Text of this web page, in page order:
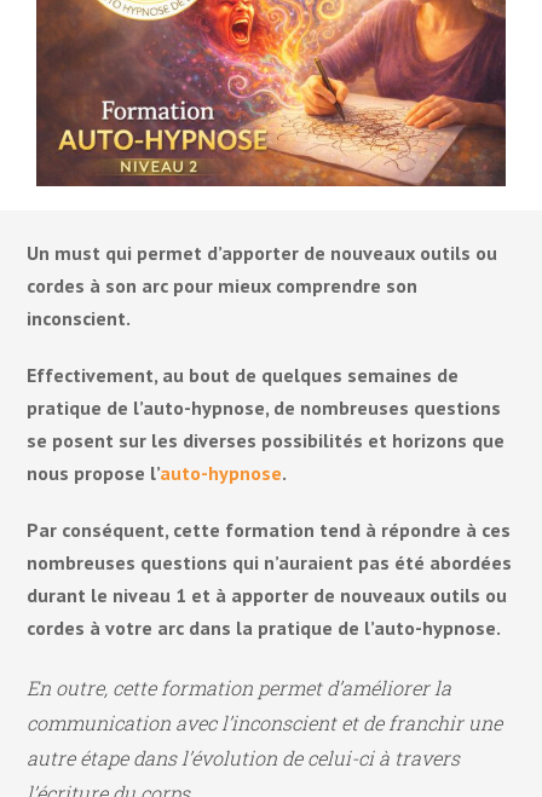
Catalogue des formations hypnose
Formation en hypnose thérapeutique
Centre de formation à l’auto hypnose
Formation Auto hypnose niveau 1 « initiation » dans l’Aude
Formation Auto-hypnose niveau 2 « perfectionnement » dans
l’Aude
Formation Auto hypnose niveau 1 et 2 dans l’Aude
Formation à l’hypnose urbaine (street hypnose)
Pré-inscription sur une formation
Quels sont les atouts de l’auto hypnose ?
Comment lâcher prise
Avis de nos stagiaires sur la formation Auto hypnose
Position du centre de formation
06 66 95 25 08
LA THÉRAPIE
Un must qui permet d’apporter de nouveaux outils ou
cordes à son arc pour mieux comprendre son
inconscient.
Effectivement, au bout de quelques semaines de
pratique de l’auto-hypnose, de nombreuses questions
se posent sur les diverses possibilités et horizons que
nous propose l’auto-hypnose.
Par conséquent, cette formation tend à répondre à ces
nombreuses questions qui n’auraient pas été abordées
durant le niveau 1 et à apporter de nouveaux outils ou
cordes à votre arc dans la pratique de l’auto-hypnose.
En outre, cette formation permet d’améliorer la
communication avec l’inconscient et de franchir une
autre étape dans l’évolution de celui-ci à travers